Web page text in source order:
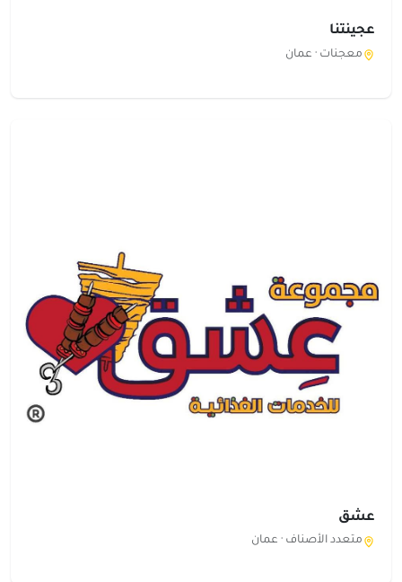
عجينتنا
معجنات · عمان
عشق
متعدد الأصناف · عمان